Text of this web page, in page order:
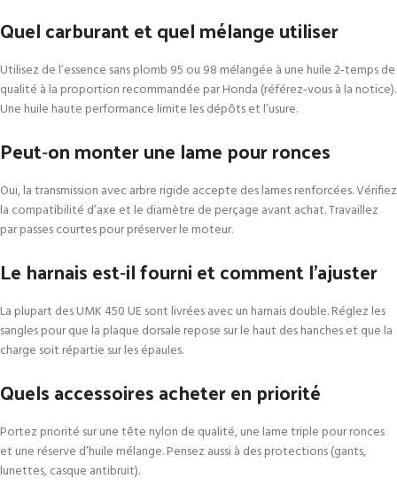
Quel carburant et quel mélange utiliser
Utilisez de l’essence sans plomb 95 ou 98 mélangée à une huile 2‑temps de
qualité à la proportion recommandée par Honda (référez‑vous à la notice).
Une huile haute performance limite les dépôts et l’usure.
Peut‑on monter une lame pour ronces
Oui, la transmission avec arbre rigide accepte des lames renforcées. Vérifiez
la compatibilité d’axe et le diamètre de perçage avant achat. Travaillez
par passes courtes pour préserver le moteur.
Le harnais est‑il fourni et comment l’ajuster
La plupart des UMK 450 UE sont livrées avec un harnais double. Réglez les
sangles pour que la plaque dorsale repose sur le haut des hanches et que la
charge soit répartie sur les épaules.
Quels accessoires acheter en priorité
Portez priorité sur une tête nylon de qualité, une lame triple pour ronces
et une réserve d’huile mélange. Pensez aussi à des protections (gants,
lunettes, casque antibruit).